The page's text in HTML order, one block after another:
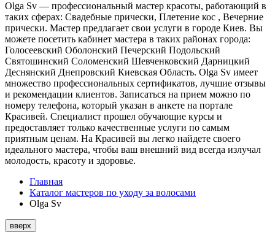
Olga Sv — профессиональный мастер красоты, работающий в
таких сферах: Свадебные прически, Плетение кос , Вечерние
прически. Мастер предлагает свои услуги в городе Киев. Вы
можете посетить кабинет мастера в таких районах города:
Голосеевский Оболонский Печерский Подольский
Святошинский Соломенский Шевченковский Дарницкий
Деснянский Днепровский Киевская Область. Olga Sv имеет
множество профессиональных сертификатов, лучшие отзывы
и рекомендации клиентов. Записаться на прием можно по
номеру телефона, который указан в анкете на портале
Красивей. Специалист прошел обучающие курсы и
предоставляет только качественные услуги по самым
приятным ценам. На Красивей вы легко найдете своего
идеального мастера, чтобы ваш внешний вид всегда излучал
молодость, красоту и здоровье.
Главная
Каталог мастеров по уходу за волосами
Olga Sv
вверх